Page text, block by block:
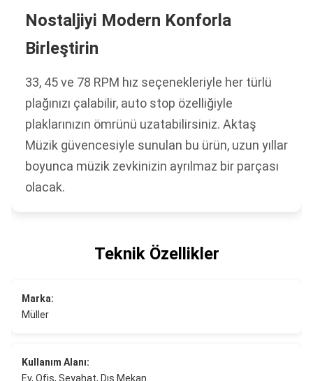
Nostaljiyi Modern Konforla
Birleştirin
33, 45 ve 78 RPM hız seçenekleriyle her türlü
plağınızı çalabilir, auto stop özelliğiyle
plaklarınızın ömrünü uzatabilirsiniz. Aktaş
Müzik güvencesiyle sunulan bu ürün, uzun yıllar
boyunca müzik zevkinizin ayrılmaz bir parçası
olacak.
Teknik Özellikler
Marka:
Müller
Kullanım Alanı:
Ev, Ofis, Seyahat, Dış Mekan